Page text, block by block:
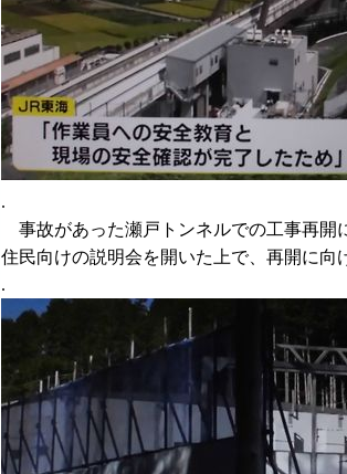
.
事故があった瀬戸トンネルでの工事再開
住民向けの説明会を開いた上で、再開に向
.